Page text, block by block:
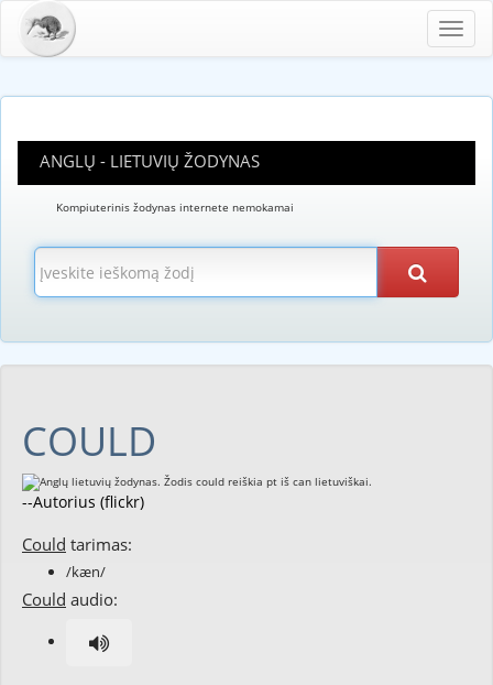
ANGLŲ - LIETUVIŲ ŽODYNAS
Kompiuterinis žodynas internete nemokamai
COULD
--Autorius (flickr)
Could tarimas:
/kæn/
Could audio: